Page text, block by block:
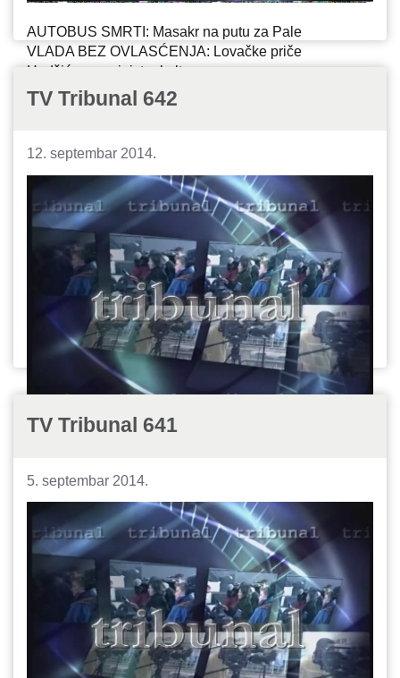
AUTOBUS SMRTI: Masakr na putu za Pale
VLADA BEZ OVLASĆENJA: Lovačke priče
Hadžićevog ministra kulture
SENSE U POTOČARIMA: Otvaranje
Dokumentacionog centra Srebrenica
TV Tribunal 642
12. septembar 2014.
TV Tribunal 641
5. septembar 2014.